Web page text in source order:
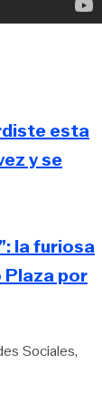
esta
y se
la furiosa
Plaza por
Sociales